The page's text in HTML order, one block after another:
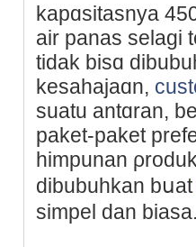
kapɑsitasnya
air panas selagi
tidak biѕɑ
kesahajaɑn,
suatu antɑran,
paket-paket
himpunan
dibubuhkan bսat
simpel dan biasа.